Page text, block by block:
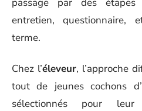
entretien, questionnaire,
terme.
Chez l’éleveur, l’approche
tout de jeunes cochons
sélectionnés pour